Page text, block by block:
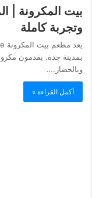
وتجربة كاملة
بمدينة جدة. يقدمون
وبالخضار.…
أكمل القراءة »